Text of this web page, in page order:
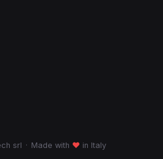
srl · Made with ♥ in Italy